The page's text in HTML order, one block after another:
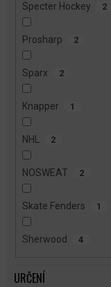
Specter Hockey 2
Prosharp 2
Sparx 2
Knapper 1
NHL 2
NOSWEAT 2
Skate Fenders 1
Sherwood 4
URČENÍ